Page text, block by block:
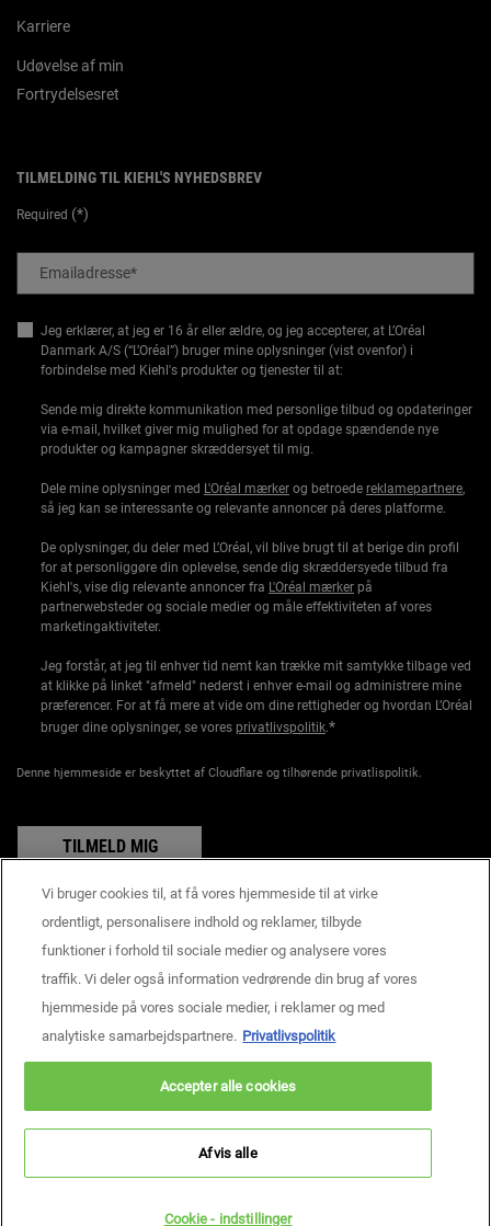
Karriere
Udøvelse af min
Fortrydelsesret
TILMELDING TIL KIEHL'S NYHEDSBREV
Required (*)
Emailadresse*
Jeg erklærer, at jeg er 16 år eller ældre, og jeg accepterer, at L’Oréal
Danmark A/S (“L’Oréal”) bruger mine oplysninger (vist ovenfor) i
forbindelse med Kiehl's produkter og tjenester til at:
Sende mig direkte kommunikation med personlige tilbud og opdateringer
via e-mail, hvilket giver mig mulighed for at opdage spændende nye
produkter og kampagner skræddersyet til mig.
Dele mine oplysninger med L'Oréal mærker og betroede reklamepartnere,
så jeg kan se interessante og relevante annoncer på deres platforme.
De oplysninger, du deler med L’Oréal, vil blive brugt til at berige din profil
for at personliggøre din oplevelse, sende dig skræddersyede tilbud fra
Kiehl's, vise dig relevante annoncer fra L'Oréal mærker på
partnerwebsteder og sociale medier og måle effektiviteten af vores
marketingaktiviteter.
Jeg forstår, at jeg til enhver tid nemt kan trække mit samtykke tilbage ved
at klikke på linket "afmeld" nederst i enhver e-mail og administrere mine
præferencer. For at få mere at vide om dine rettigheder og hvordan L’Oréal
bruger dine oplysninger, se vores privatlivspolitik.*
Denne hjemmeside er beskyttet af Cloudflare og tilhørende privatlispolitik.
TILMELD MIG
Producentoplysninger
KIEHL'S
14, rue Royale - 75008 Paris France
consumercare@dk.oaccare.com
KØBSBETINGELSER
Privatlivspolitik
Vi bruger cookies til, at få vores hjemmeside til at virke
ordentligt, personalisere indhold og reklamer, tilbyde
funktioner i forhold til sociale medier og analysere vores
traffik. Vi deler også information vedrørende din brug af vores
hjemmeside på vores sociale medier, i reklamer og med
analytiske samarbejdspartnere. Privatlivspolitik
Cookie - indstillinger
Afvis alle
Accepter alle cookies